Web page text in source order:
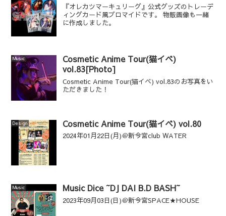
『オレカツマーキュリーグ』公式グッズのトレーデ
ィングカード風ブロマイドです。 物販画像も一緒
に作成しました。
Music
Cosmetic Anime Tour(猫イベ)
vol.83[Photo]
Cosmetic Anime Tour(猫イベ) vol.83のお写真をい
ただきました！
Design Cosmetic Anime Tour(猫イベ) vol.80
2024年01月22日(月)＠新今宮club WATER
Music Music Dice ~DJ DAI B.D BASH~
2023年09月03日(日)＠新今宮SPACE★HOUSE